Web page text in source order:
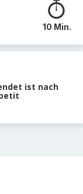
10 Min.
ist nach